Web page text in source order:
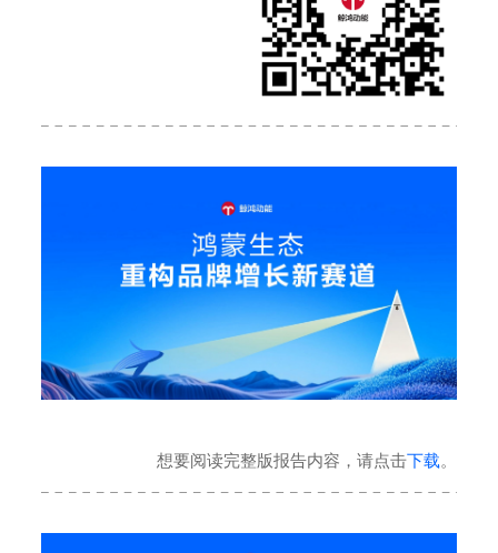
。
下载
想要阅读完整版报告内容，请点击